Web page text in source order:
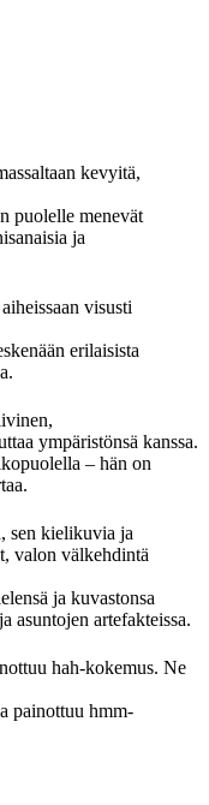
kevyitä,
puolelle menevät
ja
visusti
erilaisista
ympäristönsä kanssa.
– hän on
sen kielikuvia ja
valon välkehdintä
ja kuvastonsa
asuntojen artefakteissa.
hah-kokemus. Ne
painottuu hmm-